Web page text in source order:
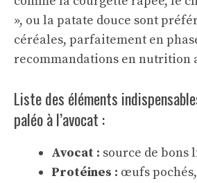
», ou la patate douce sont
céréales, parfaitement en
recommandations en nutrition
Liste des éléments
paléo à l’avocat :
Avocat : source de bons
Protéines : œufs